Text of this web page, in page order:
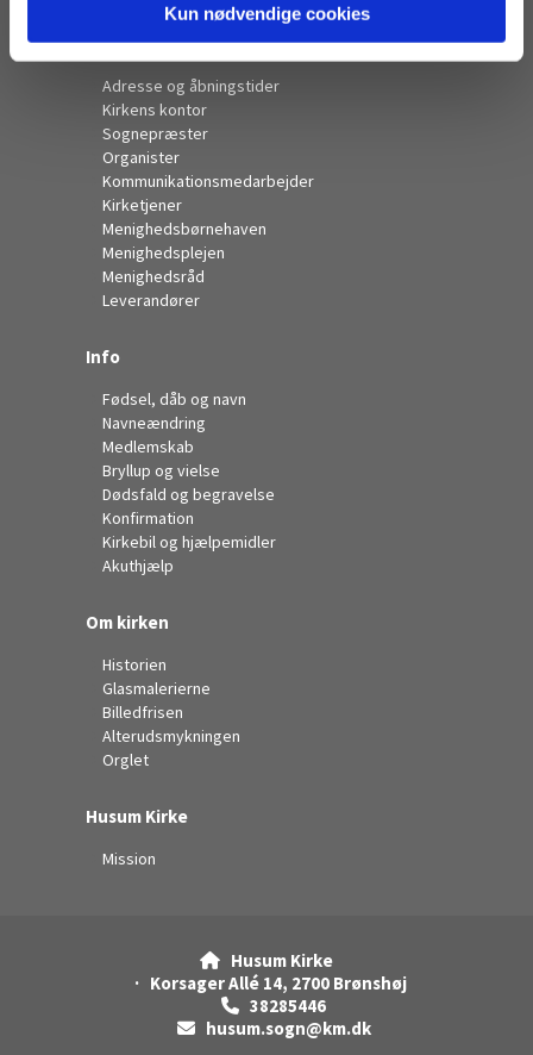
Kun nødvendige cookies
Kontakt
Adresse og åbningstider
Kirkens kontor
Sognepræster
Organister
Kommunikationsmedarbejder
Kirketjener
Menighedsbørnehaven
Menighedsplejen
Menighedsråd
Leverandører
Info
Fødsel, dåb og navn
Navneændring
Medlemskab
Bryllup og vielse
Dødsfald og begravelse
Konfirmation
Kirkebil og hjælpemidler
Akuthjælp
Om kirken
Historien
Glasmalerierne
Billedfrisen
Alterudsmykningen
Orglet
Husum Kirke
Mission

Husum Kirke
· Korsager Allé 14, 2700 Brønshøj
 38285446
husum.sogn@km.dk